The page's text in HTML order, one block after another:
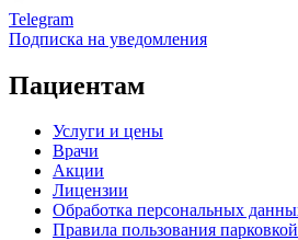
Telegram
Подписка на уведомления
Пациентам
Услуги и цены
Врачи
Акции
Лицензии
Обработка персональных
Правила пользования